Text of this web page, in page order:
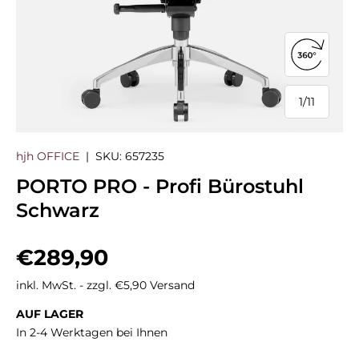
1/
von
11
360°-
hjh OFFICE | SKU: 657235
PORTO PRO - Profi Bürostuhl
Schwarz
Normaler Preis
€289,90
inkl. MwSt. - zzgl. €5,90 Versand
AUF LAGER
In 2-4 Werktagen bei Ihnen